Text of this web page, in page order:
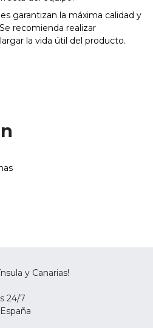
garantizan la máxima calidad y
recomienda realizar
la vida útil del producto.
y Canarias!
24/7